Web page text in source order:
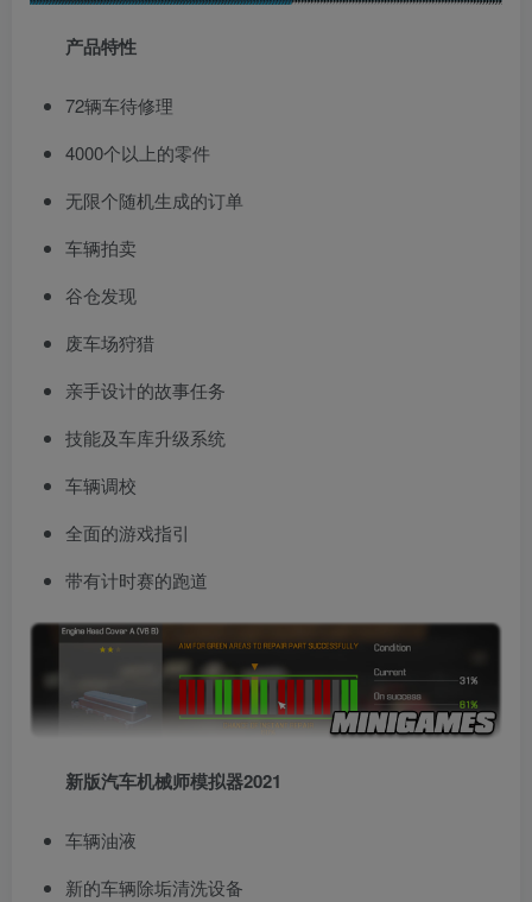
产品特性
72辆车待修理
4000个以上的零件
无限个随机生成的订单
车辆拍卖
谷仓发现
废车场狩猎
亲手设计的故事任务
技能及车库升级系统
车辆调校
全面的游戏指引
带有计时赛的跑道
新版汽车机械师模拟器2021
车辆油液
新的车辆除垢清洗设备